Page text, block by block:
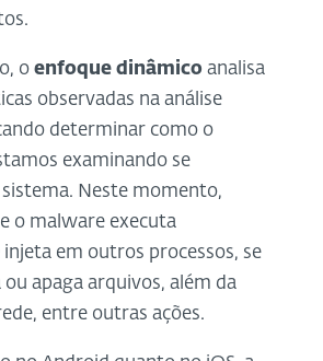
o enfoque dinâmico analisa
observadas na análise
determinar como o
examinando se
Neste momento,
o malware executa
injeta em outros processos, se
apaga arquivos, além da
entre outras ações.